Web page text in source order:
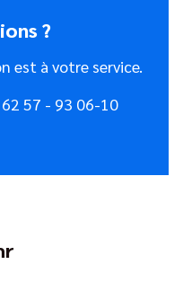
?
est à votre service.
57 - 93 06-10